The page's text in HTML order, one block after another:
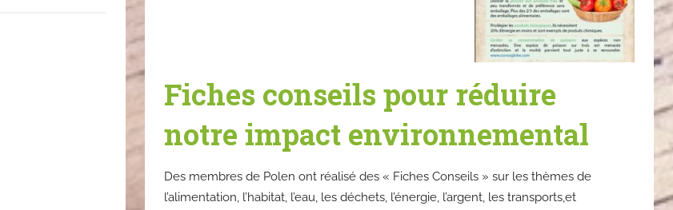
Fiches conseils pour réduire
notre impact environnemental
Des membres de Polen ont réalisé des « Fiches Conseils » sur les thèmes de
l’alimentation, l’habitat, l’eau, les déchets, l’énergie, l’argent, les transports,et